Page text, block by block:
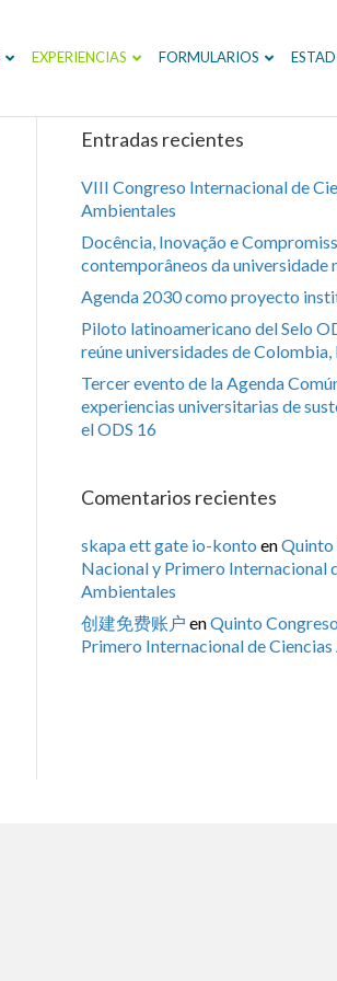
EXPERIENCIAS FORMULARIOS
Entradas recientes
VIII Congreso Internacional de
Ambientales
Docência, Inovação e
contemporâneos da universidade
Agenda 2030 como proyecto
Piloto latinoamericano del Selo
reúne universidades de
Tercer evento de la Agenda
experiencias universitarias de
el ODS 16
Comentarios recientes
skapa ett gate io-konto enQuinto
Nacional y Primero Internacional
Ambientales
创建免费账户 enQuinto
Primero Internacional de